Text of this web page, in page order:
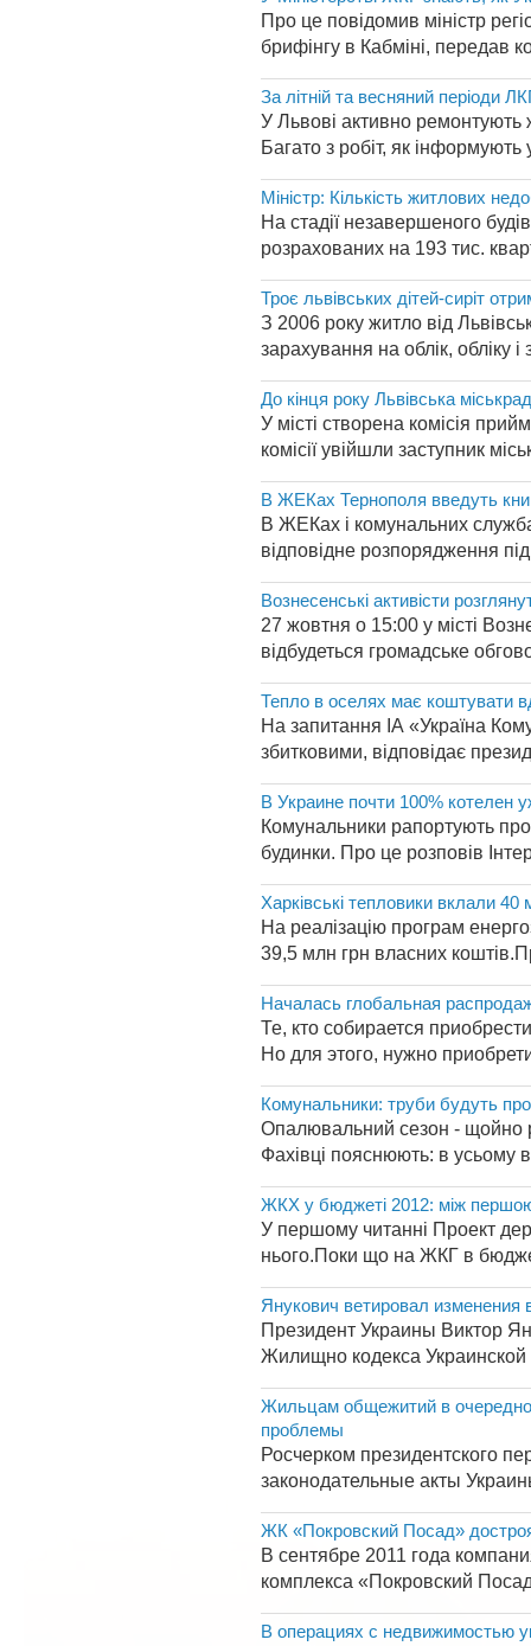
Про це повідомив міністр
брифінгу в Кабміні, передав
За літній та весняний періоди
У Львові активно
Багато з робіт, як
Міністр: Кількість житлових
На стадії незавершеного
розрахованих на 193 тис.
Троє львівських дітей-сиріт
З 2006 року житло від
зарахування на облік, обліку
До кінця року Львівська
У місті створена комісія
комісії увійшли заступник
В ЖЕКах Тернополя введуть
В ЖЕКах і комунальних
відповідне розпорядження
Вознесенські активісти
27 жовтня о 15:00 у місті
відбудеться громадське
Тепло в оселях має коштувати
На запитання ІА «Україна
збитковими, відповідає
В Украине почти 100% котелен
Комунальники рапортують про
будинки. Про це розповів
Харківські тепловики вклали 40
На реалізацію програм
39,5 млн грн власних
Началась глобальная
Те, кто собирается
Но для этого, нужно
Комунальники: труби будуть
Опалювальний сезон - щойно
Фахівці пояснюють: в усьому
ЖКХ у бюджеті 2012: між
У першому читанні Проект
нього.Поки що на ЖКГ в
Янукович ветировал
Президент Украины Виктор
Жилищно кодекса
Жильцам общежитий в
проблемы
Росчерком президентского
законодательные акты
ЖК «Покровский Посад»
В сентябре 2011 года
комплекса «Покровский
В операциях с недвижимостью